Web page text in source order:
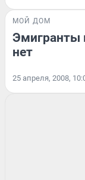
МОЙ ДОМ
Эмигранты
нет
25 апреля, 2008,